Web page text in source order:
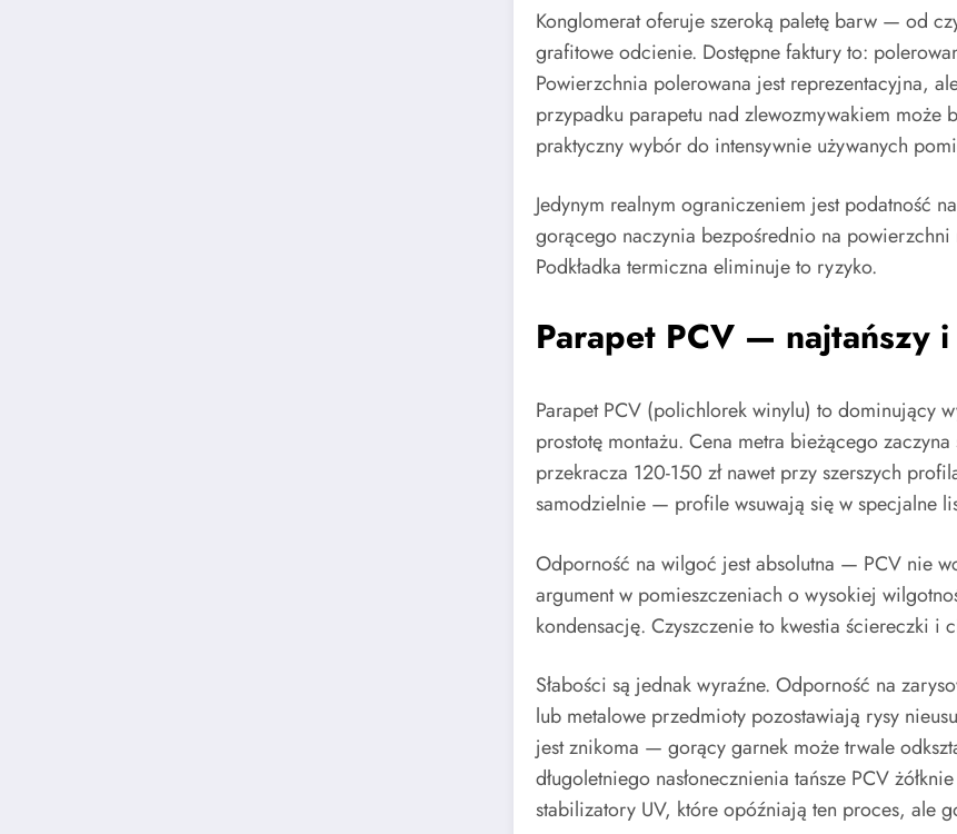
Konglomerat oferuje szeroką paletę barw — od
grafitowe odcienie. Dostępne faktury to:
Powierzchnia polerowana jest reprezentacyjna,
przypadku parapetu nad zlewozmywakiem może
praktyczny wybór do intensywnie używanych
Jedynym realnym ograniczeniem jest podatność
gorącego naczynia bezpośrednio na
Podkładka termiczna eliminuje to ryzyko.
Parapet PCV — najtańszy
Parapet PCV (polichlorek winylu) to dominujący
prostotę montażu. Cena metra bieżącego
przekracza 120-150 zł nawet przy szerszych
samodzielnie — profile wsuwają się w specjalne
Odporność na wilgoć jest absolutna — PCV nie
argument w pomieszczeniach o wysokiej
kondensację. Czyszczenie to kwestia ściereczki i
Słabości są jednak wyraźne. Odporność na
lub metalowe przedmioty pozostawiają rysy
jest znikoma — gorący garnek może trwale
długoletniego nasłonecznienia tańsze PCV
stabilizatory UV, które opóźniają ten proces, ale